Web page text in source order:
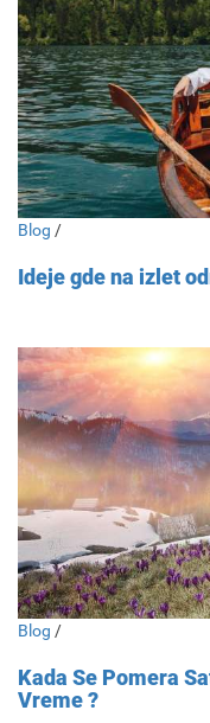
Blog /
Ideje gde na izlet
Blog /
Kada Se Pomera
Vreme ?